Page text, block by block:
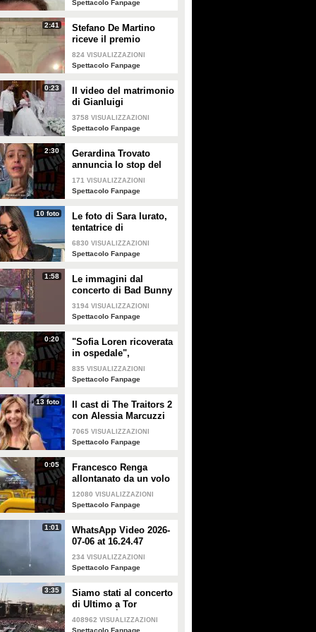
Spettacolo Fanpage
2:41
Stefano De Martino
riceve il premio
intitolato al padre
Enrico
824 VISUALIZZAZIONI
Spettacolo Fanpage
0:23
Il video del matrimonio
di Gianluigi
Donnarumma e Alessia
Elefante
3758 VISUALIZZAZIONI
Spettacolo Fanpage
2:30
Gerardina Trovato
annuncia lo stop del
tour per problemi di
salute
171 VISUALIZZAZIONI
Spettacolo Fanpage
10 foto
Le foto di Sara Iurato,
tentatrice di
Temptation Island 2026
6830 VISUALIZZAZIONI
Spettacolo Fanpage
1:58
Le immagini dal
concerto di Bad Bunny
a Milano
3194 VISUALIZZAZIONI
Spettacolo Fanpage
0:20
"Sofia Loren ricoverata
in ospedale",
Alessandra Mussolini
smentisce: "È serena e
835 VISUALIZZAZIONI
Spettacolo Fanpage
13 foto
Il cast di The Traitors 2
con Alessia Marcuzzi
7065 VISUALIZZAZIONI
Spettacolo Fanpage
0:05
Francesco Renga
allontanato da un volo
Ryanair dopo una
discussione con gli
12080 VISUALIZZAZIONI
Spettacolo Fanpage
1:01
WhatsApp Video 2026-
07-06 at 16.24.47
234 VISUALIZZAZIONI
Spettacolo Fanpage
3:35
Siamo stati al concerto
di Ultimo a Tor
Vergata: "È il giorno
che aspettavo, questa è
408962 VISUALIZZAZIONI
Spettacolo Fanpage